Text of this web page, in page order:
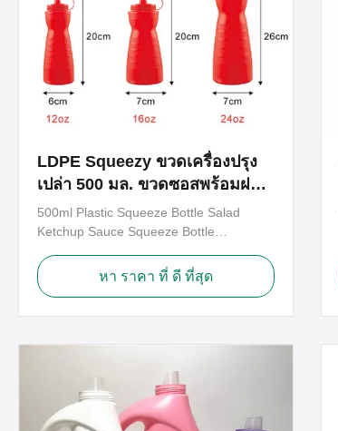
LDPE Squeezy ขวดเครื่องปรุง
เปล่า 500 มล. ขวดซอสพร้อมฝา
พลิก
500ml Plastic Squeeze Bottle Salad
Ketchup Sauce Squeeze Bottle
new design welcome ! The soft squeeze
bottle is great for cafés and takeaways.
easy to clean plastic. Featuring a ...
หา ราคา ที่ ดี ที่สุด